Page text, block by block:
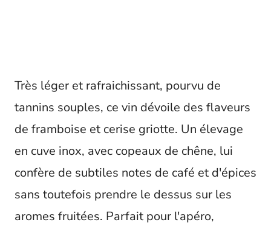
Très léger et rafraichissant, pourvu de
tannins souples, ce vin dévoile des flaveurs
de framboise et cerise griotte. Un élevage
en cuve inox, avec copeaux de chêne, lui
confère de subtiles notes de café et d'épices
sans toutefois prendre le dessus sur les
aromes fruitées. Parfait pour l'apéro,